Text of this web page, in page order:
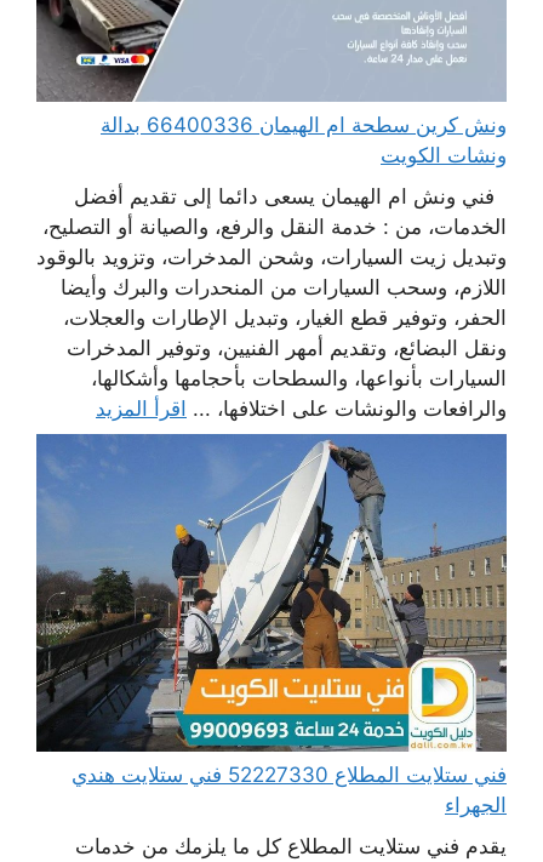
ونش كرين سطحة ام الهيمان 66400336 بدالة
ونشات الكويت
فني ونش ام الهيمان يسعى دائما إلى تقديم أفضل
الخدمات، من : خدمة النقل والرفع، والصيانة أو التصليح،
وتبديل زيت السيارات، وشحن المدخرات، وتزويد بالوقود
اللازم، وسحب السيارات من المنحدرات والبرك وأيضا
الحفر، وتوفير قطع الغيار، وتبديل الإطارات والعجلات،
ونقل البضائع، وتقديم أمهر الفنيين، وتوفير المدخرات
السيارات بأنواعها، والسطحات بأحجامها وأشكالها،
والرافعات والونشات على اختلافها، ... اقرأ المزيد
فني ستلايت المطلاع 52227330 فني ستلايت هندي
الجهراء
يقدم فني ستلايت المطلاع كل ما يلزمك من خدمات